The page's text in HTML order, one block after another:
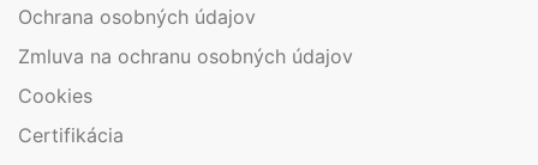
Ochrana osobných údajov
Zmluva na ochranu osobných údajov
Cookies
Certifikácia